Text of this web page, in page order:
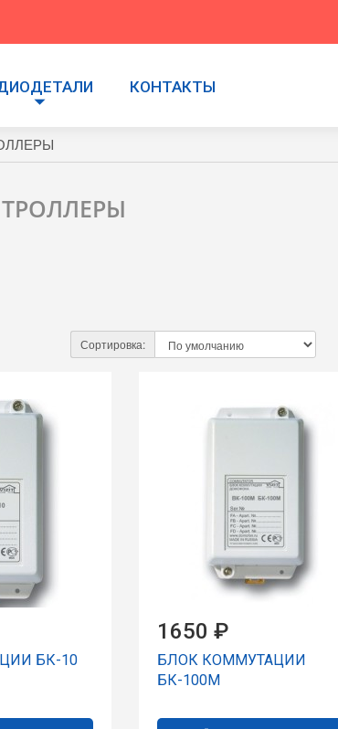
КОНТАКТЫ
Сортировка:
БК-10
1650 ₽
БЛОК КОММУТАЦИИ
БК-100М